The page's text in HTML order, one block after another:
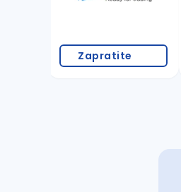
Zapratite